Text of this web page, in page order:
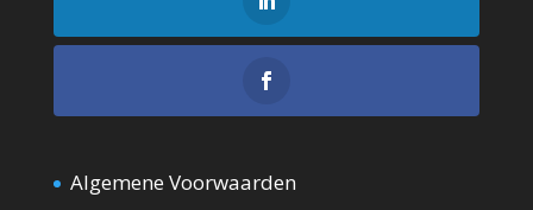
Algemene Voorwaarden